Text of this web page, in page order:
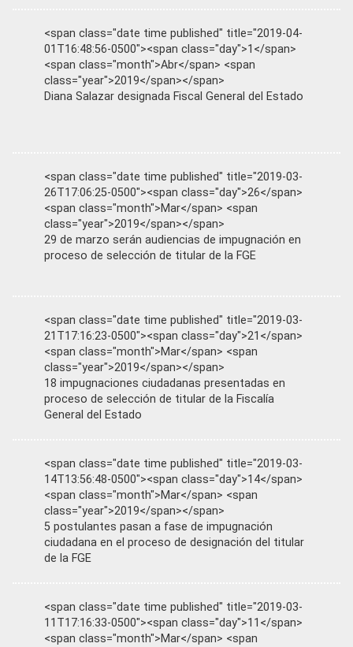
<span class="date time published" title="2019-04-
01T16:48:56-0500"><span class="day">1</span>
<span class="month">Abr</span> <span
class="year">2019</span></span>
Diana Salazar designada Fiscal General del Estado
<span class="date time published" title="2019-03-
26T17:06:25-0500"><span class="day">26</span>
<span class="month">Mar</span> <span
class="year">2019</span></span>
29 de marzo serán audiencias de impugnación en
proceso de selección de titular de la FGE
<span class="date time published" title="2019-03-
21T17:16:23-0500"><span class="day">21</span>
<span class="month">Mar</span> <span
class="year">2019</span></span>
18 impugnaciones ciudadanas presentadas en
proceso de selección de titular de la Fiscalía
General del Estado
<span class="date time published" title="2019-03-
14T13:56:48-0500"><span class="day">14</span>
<span class="month">Mar</span> <span
class="year">2019</span></span>
5 postulantes pasan a fase de impugnación
ciudadana en el proceso de designación del titular
de la FGE
<span class="date time published" title="2019-03-
11T17:16:33-0500"><span class="day">11</span>
<span class="month">Mar</span> <span